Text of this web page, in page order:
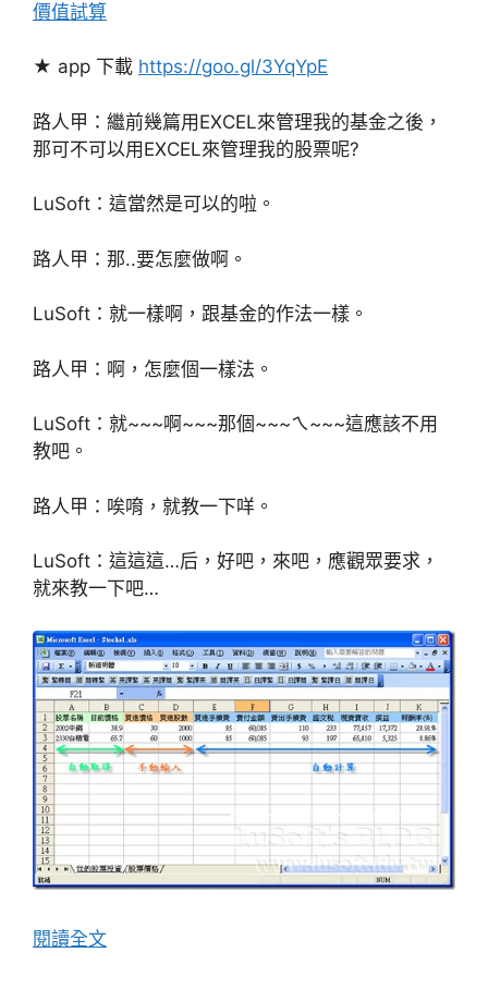
價值試算
★ app 下載 https://goo.gl/3YqYpE
路人甲：繼前幾篇用EXCEL來管理我的基金之後，
那可不可以用EXCEL來管理我的股票呢?
LuSoft：這當然是可以的啦。
路人甲：那..要怎麼做啊。
LuSoft：就一樣啊，跟基金的作法一樣。
路人甲：啊，怎麼個一樣法。
LuSoft：就~~~啊~~~那個~~~ㄟ~~~這應該不用
教吧。
路人甲：唉唷，就教一下咩。
LuSoft：這這這…后，好吧，來吧，應觀眾要求，
就來教一下吧…
閱讀全文